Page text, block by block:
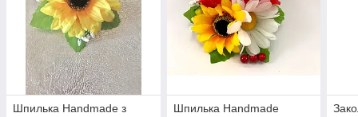
Шпилька Handmade з
Шпилька Handmade